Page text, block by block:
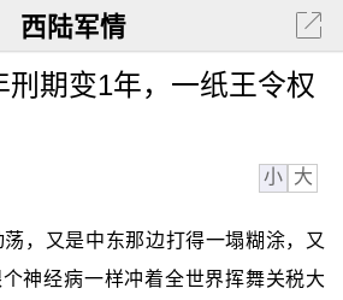
西陆军情
刑期变1年，一纸王令权
小 大
，又是中东那边打得一塌糊涂，又
神经病一样冲着全世界挥舞关税大